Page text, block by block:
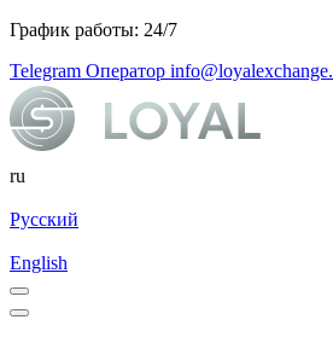
График работы: 24/7
Telegram Оператор
ru
Русский
English